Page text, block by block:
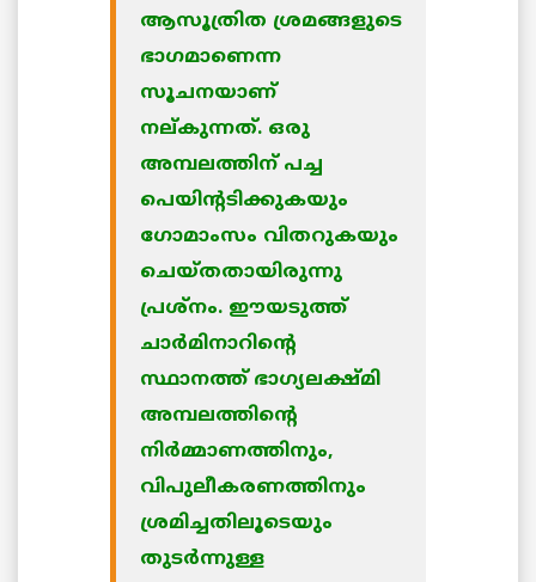
ആസൂത്രിത ശ്രമങ്ങളുടെ
ഭാഗമാണെന്ന
സൂചനയാണ്
നല്കുന്നത്. ഒരു
അമ്പലത്തിന് പച്ച
പെയിന്റടിക്കുകയും
ഗോമാംസം വിതറുകയും
ചെയ്തതായിരുന്നു
പ്രശ്‌നം. ഈയടുത്ത്
ചാര്‍മിനാറിന്റെ
സ്ഥാനത്ത് ഭാഗ്യലക്ഷ്മി
അമ്പലത്തിന്റെ
നിര്‍മ്മാണത്തിനും,
വിപുലീകരണത്തിനും
ശ്രമിച്ചതിലൂടെയും
തുടര്‍ന്നുള്ള